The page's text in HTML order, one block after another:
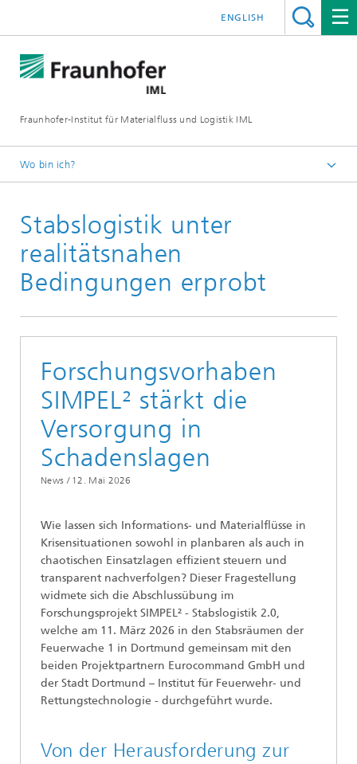
Fraunhofer-Institut für Materialfluss und Logistik IML
ENGLISH
Wo bin ich?
Presse / Medien
Stabslogistik unter
realitätsnahen
Bedingungen erprobt
Forschungsvorhaben
SIMPEL² stärkt die
Versorgung in
Schadenslagen
News / 12. Mai 2026
Wie lassen sich Informations- und Materialflüsse in
Krisensituationen sowohl in planbaren als auch in
chaotischen Einsatzlagen effizient steuern und
transparent nachverfolgen? Dieser Fragestellung
widmete sich die Abschlussübung im
Forschungsprojekt SIMPEL² - Stabslogistik 2.0,
welche am 11. März 2026 in den Stabsräumen der
Feuerwache 1 in Dortmund gemeinsam mit den
beiden Projektpartnern Eurocommand GmbH und
der Stadt Dortmund – Institut für Feuerwehr- und
Rettungstechnologie - durchgeführt wurde.
Von der Herausforderung zur